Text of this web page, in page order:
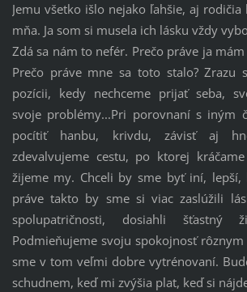
Jemu všetko išlo nejako ľahšie, aj
mňa. Ja som si musela ich lásku vždy
Zdá sa nám to nefér. Prečo práve ja
Prečo práve mne sa toto stalo? Zrazu
pozícii, kedy nechceme prijať seba,
svoje problémy...Pri porovnaní s iným
pocítiť hanbu, krivdu, závisť aj
zdevalvujeme cestu, po ktorej
žijeme my. Chceli by sme byť iní, lepší,
práve takto by sme si viac zaslúžili
spolupatričnosti, dosiahli šťastný
Podmieňujeme svoju spokojnosť
sme v tom veľmi dobre vytrénovaní.
schudnem, keď mi zvýšia plat, keď si